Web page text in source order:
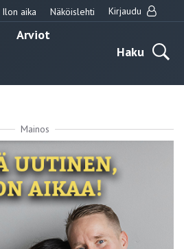
aika Näköislehti Kirjaudu
Arviot
Haku
Mainos